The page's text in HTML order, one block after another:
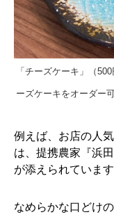
「チーズケーキ」（
ーズケーキをオーダー可
例えば、お店の人
は、提携農家『浜
が添えられています
なめらかな口どけ